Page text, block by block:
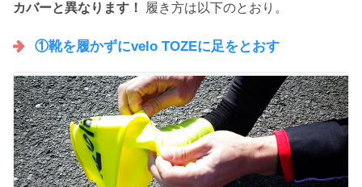
カバーと異なります！
履き方は以下のとおり。
①靴を履かずにvelo TOZEに足をとおす